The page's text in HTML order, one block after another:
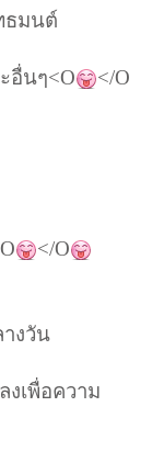
ธมนต์
อื่นๆ<O </O
</O
งวัน
งเพื่อความ